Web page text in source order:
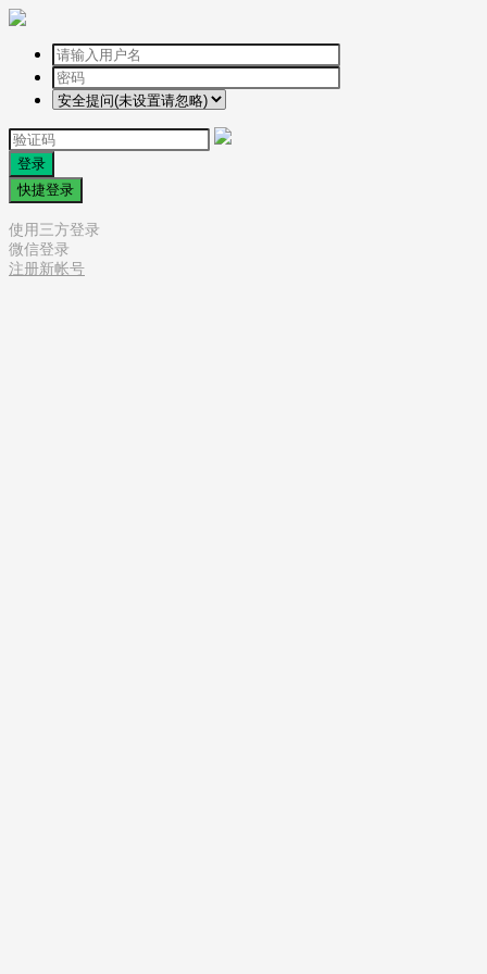
登录
快捷登录
使用三方登录
微信登录
注册新帐号